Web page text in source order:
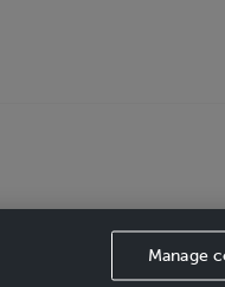
Manage